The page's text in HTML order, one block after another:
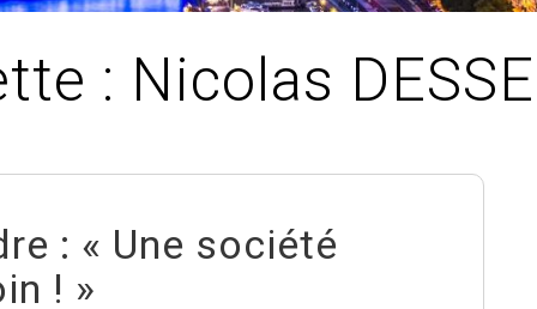
: Nicolas
: « Une société
! »